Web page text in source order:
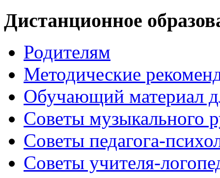
Дистанционное
Родителям
Методические
Обучающий материал
Советы музыкального
Советы педагога-
Советы учителя-